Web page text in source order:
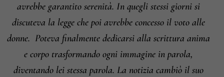
avrebbe garantito serenità. In quegli stessi giorni si
discuteva la legge che poi avrebbe concesso il voto alle
donne. Poteva finalmente dedicarsi alla scrittura anima
e corpo trasformando ogni immagine in parola,
diventando lei stessa parola. La notizia cambiò il suo